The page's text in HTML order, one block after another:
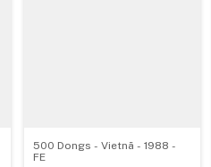
500 Dongs - Vietnã - 1988 -
FE